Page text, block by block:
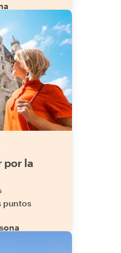
por la
puntos